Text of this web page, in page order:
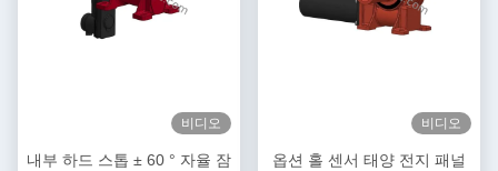
비디오
내부 하드 스톱 ± 60 ° 자율 잠
비디오
옵션 홀 센서 태양 전지 패널